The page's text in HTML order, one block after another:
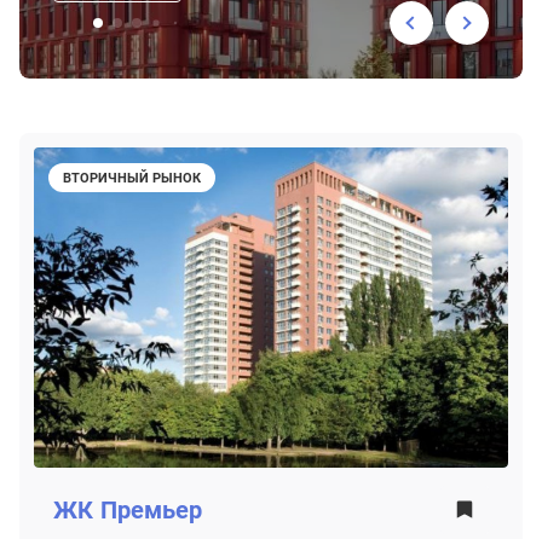
ВТОРИЧНЫЙ РЫНОК
ЖК Премьер